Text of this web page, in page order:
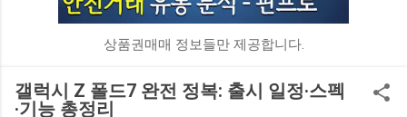
상품권매매 정보들만 제공합니다.
갤럭시 Z 폴드7 완전 정복: 출시 일정·스펙
·기능 총정리